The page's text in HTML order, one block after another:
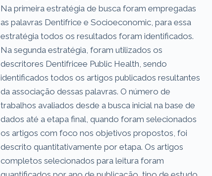
Na primeira estratégia de busca foram empregadas
as palavras Dentifrice e Socioeconomic, para essa
estratégia todos os resultados foram identificados.
Na segunda estratégia, foram utilizados os
descritores Dentifricee Public Health, sendo
identificados todos os artigos publicados resultantes
da associação dessas palavras. O número de
trabalhos avaliados desde a busca inicial na base de
dados até a etapa final, quando foram selecionados
os artigos com foco nos objetivos propostos, foi
descrito quantitativamente por etapa. Os artigos
completos selecionados para leitura foram